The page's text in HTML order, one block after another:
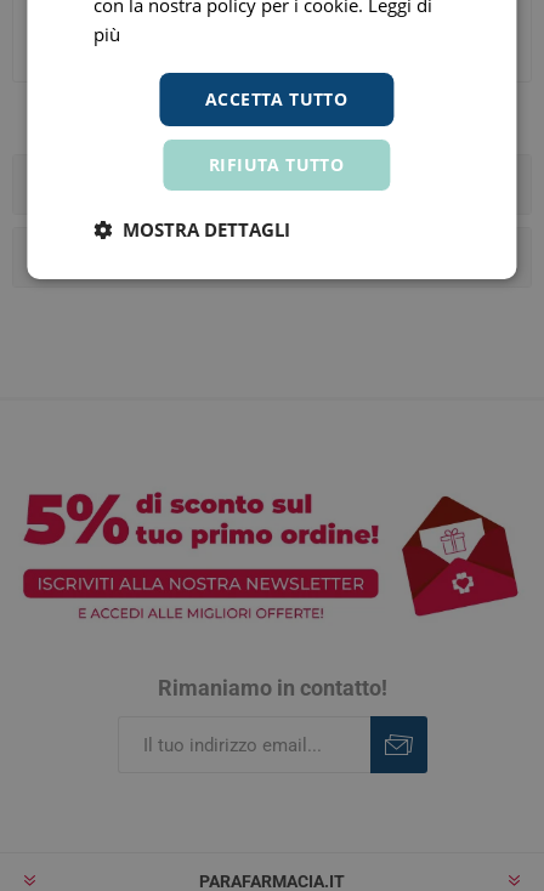
ora
Rimaniamo in contatto!
PARAFARMACIA.IT
con la nostra policy per i cookie. Leggi di
più
ACCETTA TUTTO
RIFIUTA TUTTO
MOSTRA DETTAGLI